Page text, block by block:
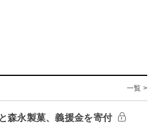
一覧 >
森永製菓、義援金を寄付